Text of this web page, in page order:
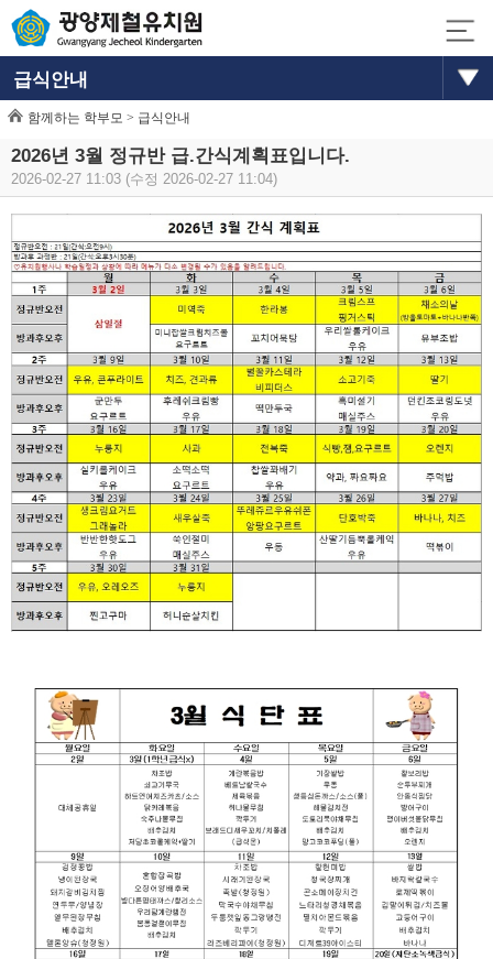
급식안내
함께하는 학부모 > 급식안내
2026년 3월 정규반 급.간식계획표입니다.
2026-02-27 11:03 (수정 2026-02-27 11:04)